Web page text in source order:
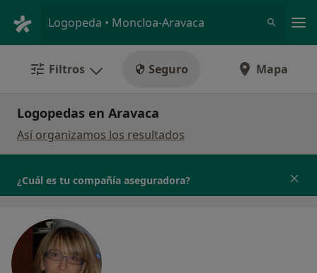
Logopeda • Moncloa-Aravaca
Filtros Seguro Mapa
Logopedas en Aravaca
Así organizamos los resultados
¿Cuál es tu compañía aseguradora?